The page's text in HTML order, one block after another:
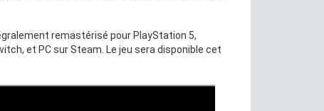
remastérisé pour PlayStation 5,
et PC sur Steam. Le jeu sera disponible cet